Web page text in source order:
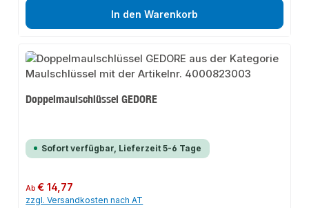
In den Warenkorb
Doppelmaulschlüssel GEDORE
Sofort verfügbar, Lieferzeit 5-6 Tage
Regulärer Preis:
Ab€ 14,77
zzgl. Versandkosten nach AT